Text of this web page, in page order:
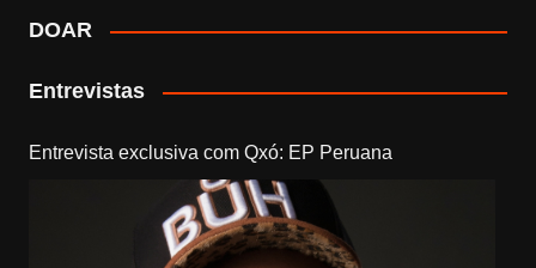
DOAR
Entrevistas
Entrevista exclusiva com Qxó: EP Peruana